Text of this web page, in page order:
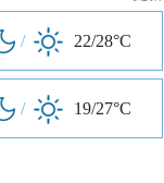
/ 22/28°C
/ 19/27°C